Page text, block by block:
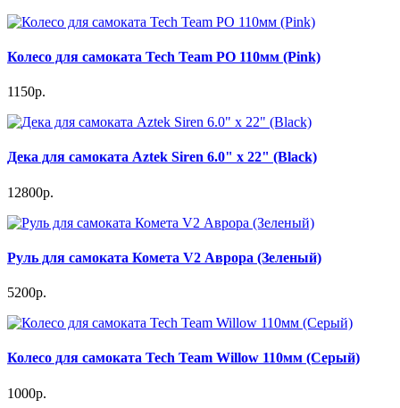
Колесо для самоката Tech Team PO 110мм (Pink)
1150р.
Дека для самоката Aztek Siren 6.0" x 22" (Black)
12800р.
Руль для самоката Комета V2 Аврора (Зеленый)
5200р.
Колесо для самоката Tech Team Willow 110мм (Серый)
1000р.